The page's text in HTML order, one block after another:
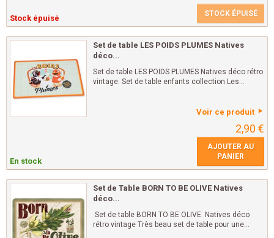
Stock épuisé STOCK ÉPUISÉ
Set de table LES POIDS PLUMES Natives
déco...
Set de table LES POIDS PLUMES Natives déco rétro
vintage. Set de table enfants collection Les...
Voir ce produit
2,90 €
En stock
AJOUTER AU
PANIER
Set de Table BORN TO BE OLIVE Natives
déco...
Set de table BORN TO BE OLIVE Natives déco
rétro vintage Très beau set de table pour une...